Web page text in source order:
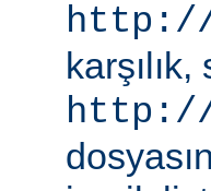
http://
http://